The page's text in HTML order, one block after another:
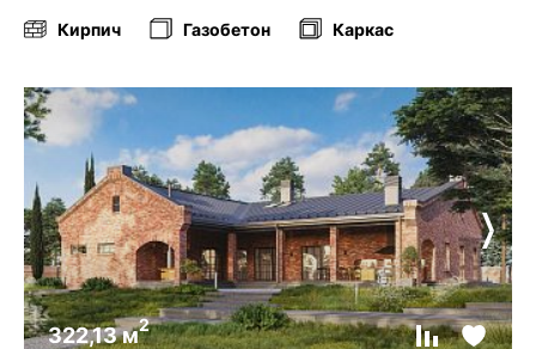
Кирпич Газобетон Каркас
322,13 м2